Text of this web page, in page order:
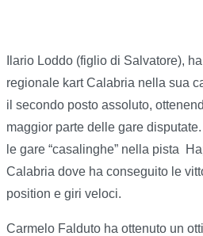
Ilario Loddo (figlio di Salvatore),
regionale kart Calabria nella sua
il secondo posto assoluto,
maggior parte delle gare
le gare “casalinghe” nella pista
Calabria dove ha conseguito le
position e giri veloci.
Carmelo Falduto ha ottenuto un